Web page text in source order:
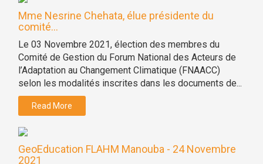
Mme Nesrine Chehata, élue présidente du
comité...
Le 03 Novembre 2021, élection des membres du
Comité de Gestion du Forum National des Acteurs de
l’Adaptation au Changement Climatique (FNAACC)
selon les modalités inscrites dans les documents de...
Read More
GeoEducation FLAHM Manouba - 24 Novembre
2021